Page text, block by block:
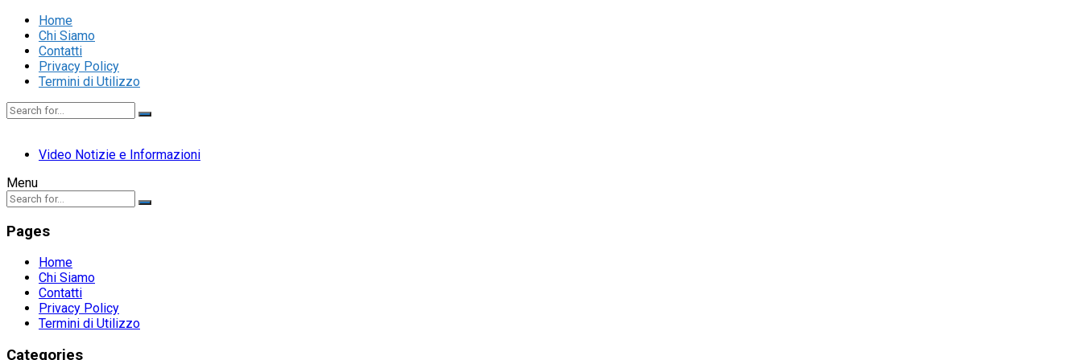
Home
Chi Siamo
Contatti
Privacy Policy
Termini di Utilizzo
Video Notizie e Informazioni
Menu
Pages
Home
Chi Siamo
Contatti
Privacy Policy
Termini di Utilizzo
Categories